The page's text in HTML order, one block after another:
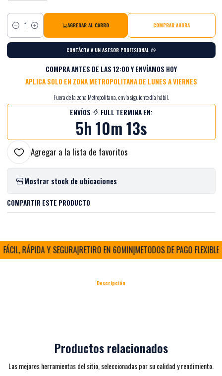
Cantidad
AGREGAR AL CARRO COMPRAR AHORA
CONTÁCTA A UN ASESOR PROFESIONAL
COMPRA ANTES DE LAS 12:00 Y ENVÍAMOS HOY
APLICA SOLO EN ZONA METROPOLITANA DE LUNES A VIERNES
Fuera de la zona Metropolitana, envío siguiente día hábil.
ENVÍOS FULL TERMINA EN:
5h 10m 12s
Agregar a la lista de favoritos
Mostrar stock de ubicaciones
COMPARTIR ESTE PRODUCTO
RÁPIDA Y SEGURA|RETIRO EN 60MIN|METODOS DE PAGO FLEXIBLES|
Descripción
Productos relacionados
Las mejores herramientas del sitio, seleccionadas por su calidad y rendimiento.